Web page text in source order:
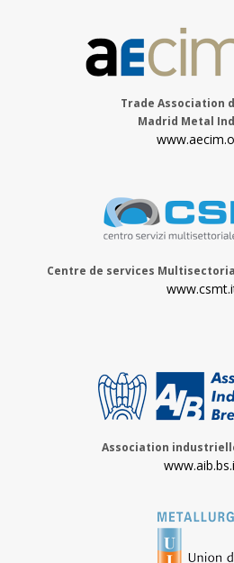
Trade Association
Madrid Metal
Centre de services
Association